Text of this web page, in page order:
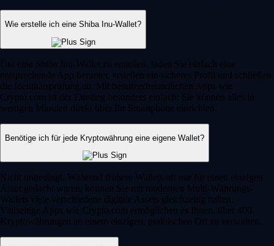
Wie erstelle ich eine Shiba Inu-Wallet?
Um eine Shiba Inu-Wallet zu erstellen, laden Sie einfach eine
entsprechende App herunter, erstellen ein sicheres Profil und schließen
die Identitätsprüfung ab. Mit benutzerfreundlichen Apps wie
Crypto.com ist der Einstieg besonders einfach: Sie können alles in
wenigen Minuten direkt über Ihr Smartphone einrichten.
Benötige ich für jede Kryptowährung eine eigene Wallet?
Nicht unbedingt. Während frühere Wallets oft nur für einen einzigen
Asset gedacht waren, können Sie mit modernen Multi-Währungs-
Wallets viele verschiedene digitale Assets gleichzeitig halten.
Vielseitige Apps wie Crypto.com ermöglichen es Ihnen, über 400
Kryptowährungen an einem einzigen, praktischen Ort zu verwalten.